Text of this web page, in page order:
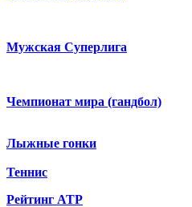
Мужская Суперлига
Чемпионат мира (гандбол)
Лыжные гонки
Теннис
Рейтинг ATP